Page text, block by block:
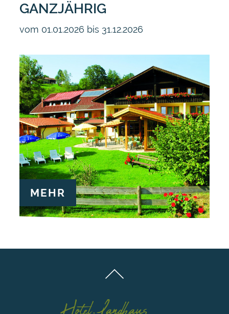
GANZJÄHRIG
vom 01.01.2026 bis 31.12.2026
MEHR